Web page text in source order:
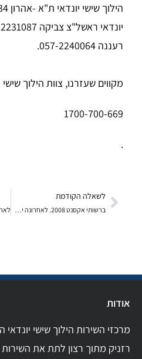
יונדאי ראשל"צ צביקה 057-2231087
רעננה 057-2240064
.
מקווים שעזרנו, צוות הילוך שישי
1700-700-669
.
לשאלה הקודמת
אודות
רזניק מתוך רצון לתת את